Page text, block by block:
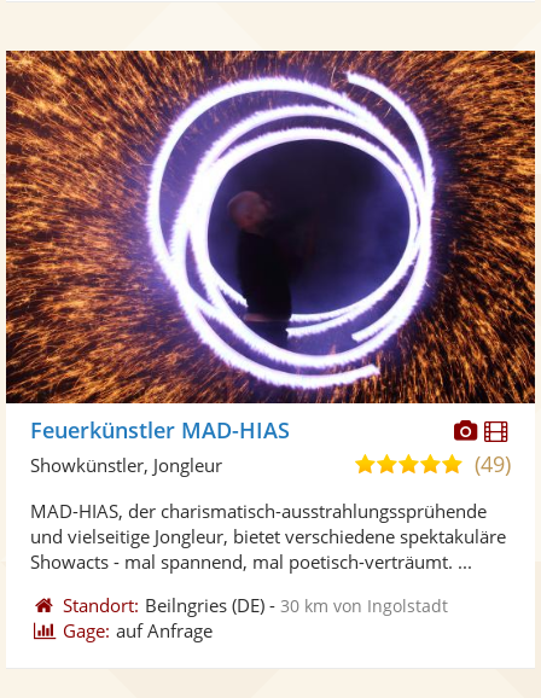
Fotos
Feuerkünstler MAD-HIAS
4,9
5
(49)
Showkünstler, Jongleur
MAD-HIAS, der charismatisch-ausstrahlungssprühende
und vielseitige Jongleur, bietet verschiedene spektakuläre
Showacts - mal spannend, mal poetisch-verträumt. ...
Standort: Beilngries (DE) -30 km von Ingolstadt
Gage: auf Anfrage